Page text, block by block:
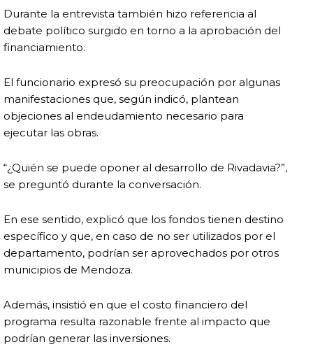
Durante la entrevista también hizo referencia al
debate político surgido en torno a la aprobación del
financiamiento.
El funcionario expresó su preocupación por algunas
manifestaciones que, según indicó, plantean
objeciones al endeudamiento necesario para
ejecutar las obras.
“¿Quién se puede oponer al desarrollo de Rivadavia?”,
se preguntó durante la conversación.
En ese sentido, explicó que los fondos tienen destino
específico y que, en caso de no ser utilizados por el
departamento, podrían ser aprovechados por otros
municipios de Mendoza.
Además, insistió en que el costo financiero del
programa resulta razonable frente al impacto que
podrían generar las inversiones.